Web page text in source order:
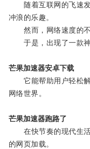
随着互联网的飞速发
冲浪的乐趣。
然而，网络速度的不
于是，出现了一款神
芒果加速器安卓下载
它能帮助用户轻松解
网络世界。
芒果加速器跑路了
在快节奏的现代生活
的网页加载。